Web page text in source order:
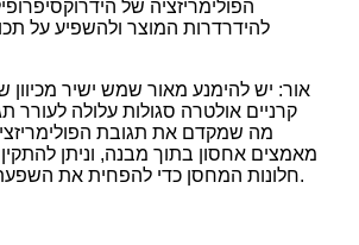
הפולימריזציה של
להידרדרות המוצר ולהשפיע על
אור: יש להימנע מאור שמש ישיר מכיוון
קרניים אולטרה סגולות עלולה לעורר
מה שמקדם את תגובת
מאמצים אחסון בתוך מבנה, וניתן
חלונות המחסן כדי להפחית את השפעת האור על המוצר.